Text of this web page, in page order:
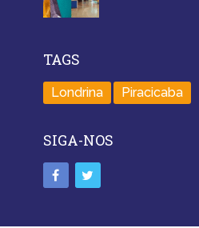
TAGS
Londrina Piracicaba
SIGA-NOS